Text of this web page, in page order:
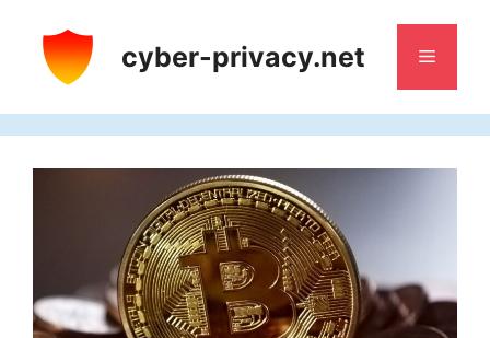
contenu
cyber-privacy.net Menu